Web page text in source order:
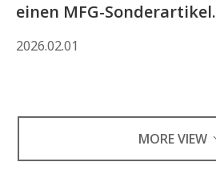
einen MFG-Sonderartikel.
2026.02.01
MORE VIEW